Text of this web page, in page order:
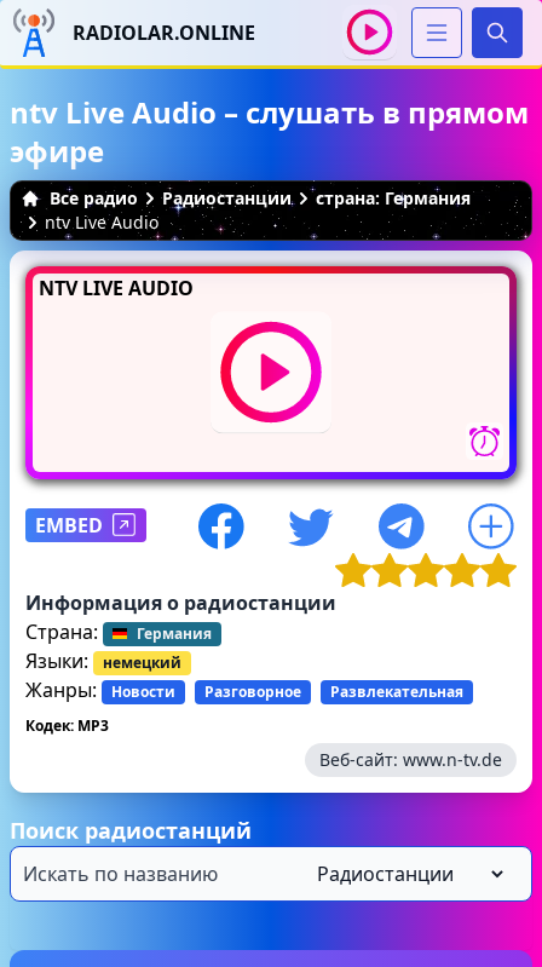
RADIOLAR.ONLINE
ntv Live Audio – слушать в прямом
эфире
Все радио Радиостанции
страна: Германия
ntv Live Audio
NTV LIVE AUDIO
EMBED
Информация о радиостанции
Страна:
Германия
Языки: немецкий
Жанры: Новости Разговорное
Развлекательная
Кодек: MP3
Веб-сайт: www.n-tv.de
Поиск радиостанций